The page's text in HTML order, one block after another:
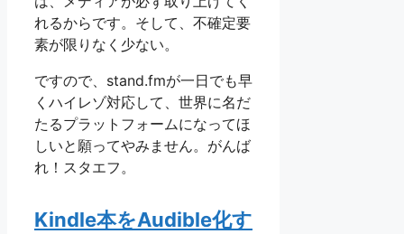
れるからです。そして、不確定要
素が限りなく少ない。
ですので、stand.fmが一日でも早
くハイレゾ対応して、世界に名だ
たるプラットフォームになってほ
しいと願ってやみません。がんば
れ！スタエフ。
Kindle本をAudible化す